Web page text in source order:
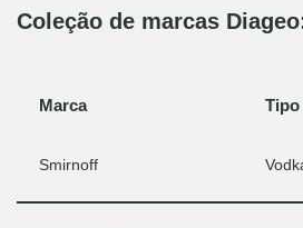
Coleção de marcas
Marca Tipo
Smirnoff